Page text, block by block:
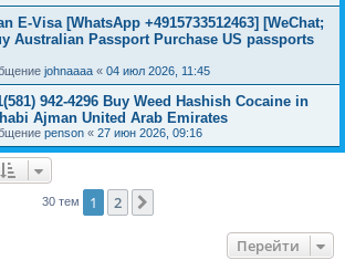
E-Visa [WhatsApp +4915733512463] [WeChat;
Australian Passport Purchase US passports
johnaaaa « 04 июл 2026, 11:45
942-4296 Buy Weed Hashish Cocaine in
Ajman United Arab Emirates
penson « 27 июн 2026, 09:16
30 тем 1 2
Перейти